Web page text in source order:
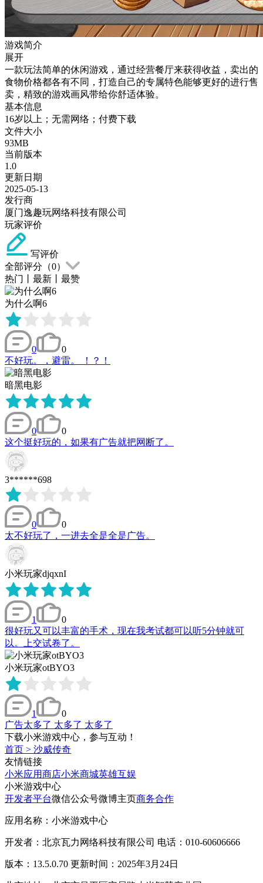
游戏简介
展开
一款玩法简单的休闲游戏，通过经营餐厅来获得收益，卖出的
食物价格都各有不同，打造自己的专属特色能够更好的进行售
卖，精致的游戏画风带给你舒适体验。
基本信息
16岁以上；无需网络；付费下载
文件大小
93MB
当前版本
1.0
更新日期
2025-05-13
发行商
厦门逸趣玩网络科技有限公司
玩家评价
写评价
全部评分（0）
热门
最新 最赞
为什么啊6
0
0
不好玩。，避雷。 ！？！
暗黑电影
0
0
这个挺好玩的，如果有广告就把网断了。
3******698
0
0
太不好玩了，一进去全是全是广告。
小米玩家djqxnI
1
0
很好玩又可以丰富的手术，现在我考试都可以听5分钟就可
以。上交试卷了。
小米玩家otBYO3
1
0
广告太多了 太多了 太多了
下载小米游戏中心，参与互动！
首页 > 沙威传奇
友情链接
小米应用商店小米商城英雄互娱
小米游戏中心
开发者平台微信公众号微博主页商务合作
应用名称：小米游戏中心
开发者：北京瓦力网络科技有限公司 电话：010-60606666
版本：13.5.0.70 更新时间：2025年3月24日